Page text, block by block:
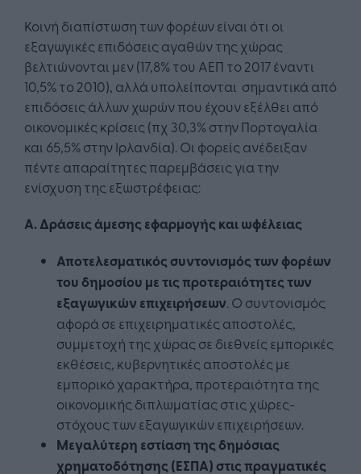
Κοινή διαπίστωση των φορέων είναι ότι οι
εξαγωγικές επιδόσεις αγαθών της χώρας
βελτιώνονται μεν (17,8% του ΑΕΠ το 2017 έναντι
10,5% το 2010), αλλά υπολείπονται σημαντικά από
επιδόσεις άλλων χωρών που έχουν εξέλθει από
οικονομικές κρίσεις (πχ 30,3% στην Πορτογαλία
και 65,5% στην Ιρλανδία). Οι φορείς ανέδειξαν
πέντε απαραίτητες παρεμβάσεις για την
ενίσχυση της εξωστρέφειας:
Α. Δράσεις άμεσης εφαρμογής και ωφέλειας
Αποτελεσματικός συντονισμός των φορέων
του δημοσίου με τις προτεραιότητες των
εξαγωγικών επιχειρήσεων. Ο συντονισμός
αφορά σε επιχειρηματικές αποστολές,
συμμετοχή της χώρας σε διεθνείς εμπορικές
εκθέσεις, κυβερνητικές αποστολές με
εμπορικό χαρακτήρα, προτεραιότητα της
οικονομικής διπλωματίας στις χώρες-
στόχους των εξαγωγικών επιχειρήσεων.
Μεγαλύτερη εστίαση της δημόσιας
χρηματοδότησης (ΕΣΠΑ) στις πραγματικές